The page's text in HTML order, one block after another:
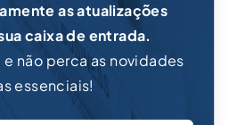
as atualizações
caixa de entrada.
não perca as novidades
essenciais!